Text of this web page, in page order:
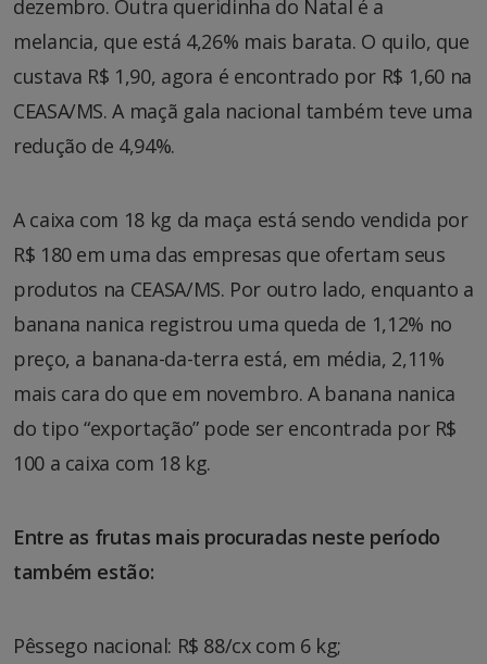
dezembro. Outra queridinha do Natal é a
melancia, que está 4,26% mais barata. O quilo, que
custava R$ 1,90, agora é encontrado por R$ 1,60 na
CEASA/MS. A maçã gala nacional também teve uma
redução de 4,94%.
A caixa com 18 kg da maça está sendo vendida por
R$ 180 em uma das empresas que ofertam seus
produtos na CEASA/MS. Por outro lado, enquanto a
banana nanica registrou uma queda de 1,12% no
preço, a banana-da-terra está, em média, 2,11%
mais cara do que em novembro. A banana nanica
do tipo “exportação” pode ser encontrada por R$
100 a caixa com 18 kg.
Entre as frutas mais procuradas neste período
também estão:
Pêssego nacional: R$ 88/cx com 6 kg;